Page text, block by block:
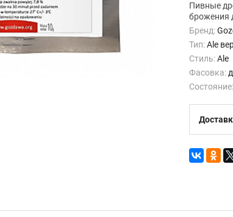
Пивные
брожения
Бренд:
Тип:Ale
Стиль:Ale
Фасовка:
Состояние: